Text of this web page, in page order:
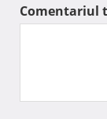
Comentariul